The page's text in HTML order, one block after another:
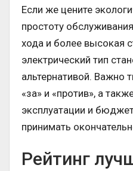
Если же цените
простоту
хода и более высокая
электрический тип
альтернативой. Важно
«за» и «против», а
эксплуатации и
принимать
Рейтинг